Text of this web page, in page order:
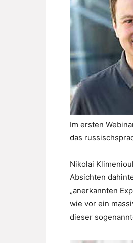
Im ersten
das
Nikolai
Absichten
„anerkannten
wie vor ein
dieser